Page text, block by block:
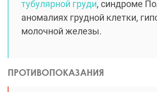
тубулярной груди, синдроме
аномалиях грудной клетки,
молочной железы.
ПРОТИВОПОКАЗАНИЯ